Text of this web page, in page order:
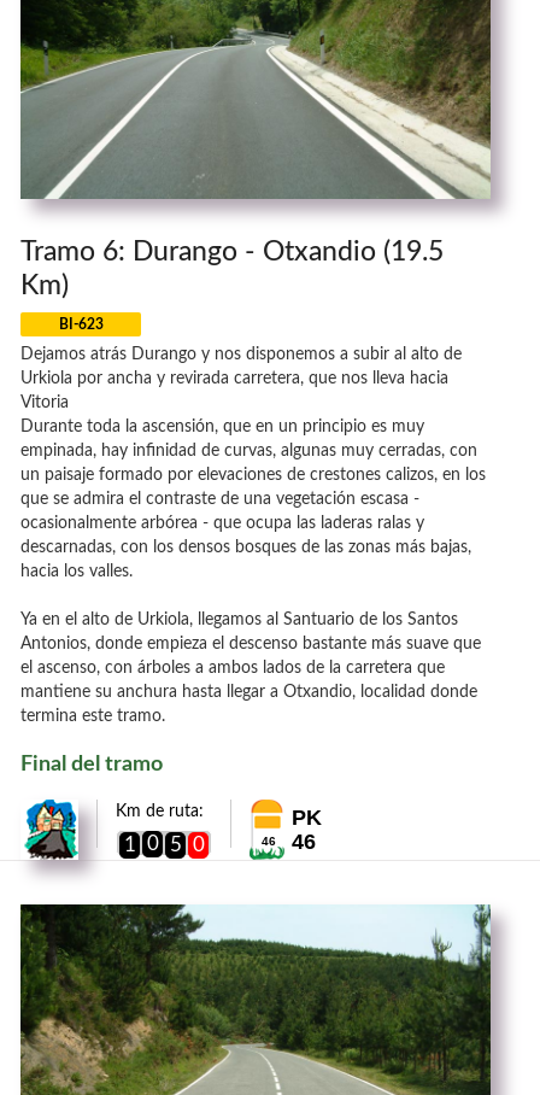
Tramo 6: Durango - Otxandio (19.5
Km)
BI-623
Dejamos atrás Durango y nos disponemos a subir al alto de
Urkiola por ancha y revirada carretera, que nos lleva hacia
Vitoria
Durante toda la ascensión, que en un principio es muy
empinada, hay infinidad de curvas, algunas muy cerradas, con
un paisaje formado por elevaciones de crestones calizos, en los
que se admira el contraste de una vegetación escasa -
ocasionalmente arbórea - que ocupa las laderas ralas y
descarnadas, con los densos bosques de las zonas más bajas,
hacia los valles.
Ya en el alto de Urkiola, llegamos al Santuario de los Santos
Antonios, donde empieza el descenso bastante más suave que
el ascenso, con árboles a ambos lados de la carretera que
mantiene su anchura hasta llegar a Otxandio, localidad donde
termina este tramo.
Final del tramo
Km de ruta:
1 0 5 0 46
PK
46